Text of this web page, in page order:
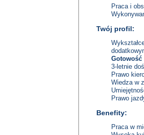
Praca i
Twój profil:
Gotowość
3-letnie
Prawo
Wiedza w
Prawo
Benefity:
Praca w